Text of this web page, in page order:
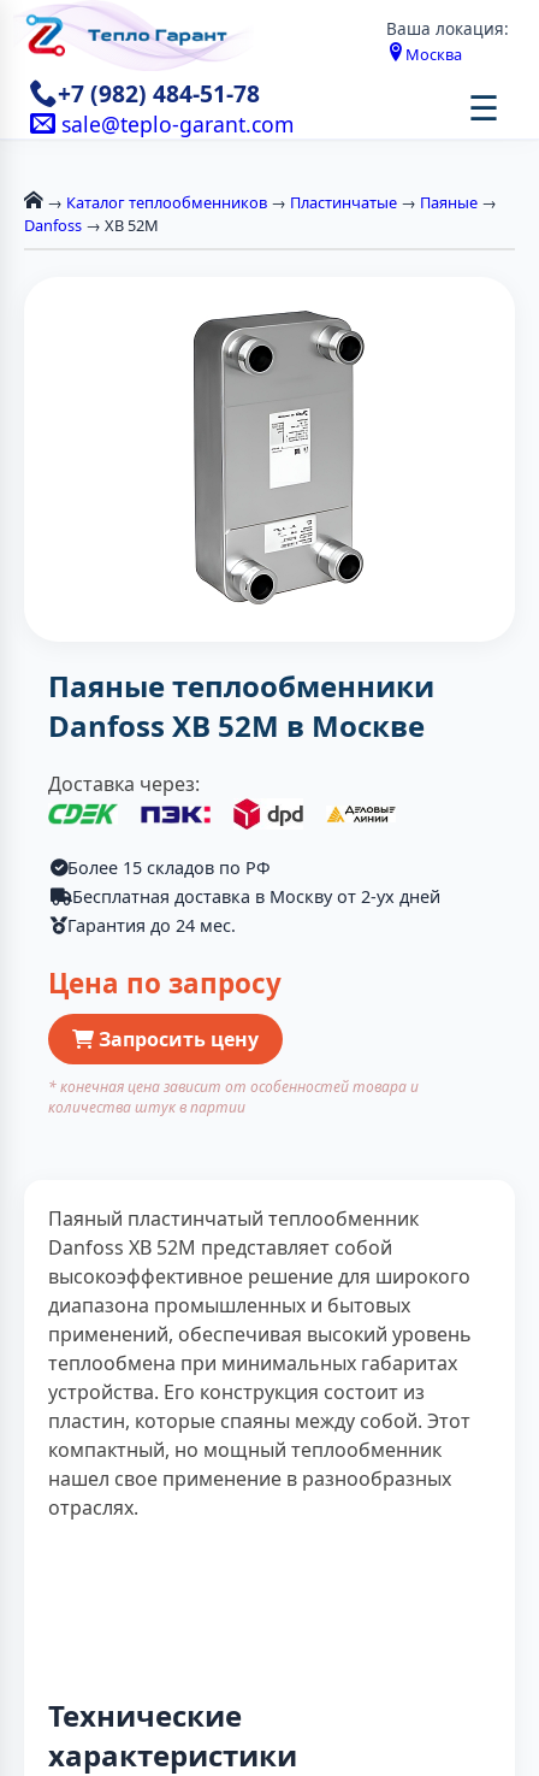
Ваша локация:
Москва
+7 (982) 484-51-78
sale@teplo-garant.com ☰
→ Каталог теплообменников → Пластинчатые → Паяные →
Danfoss → XB 52M
Паяные теплообменники
Danfoss XB 52M в Москве
Доставка через:
Более 15 складов по РФ
Бесплатная доставка в Москву от 2-ух дней
Гарантия до 24 мес.
Цена по запросу
Запросить цену
* конечная цена зависит от особенностей товара и
количества штук в партии
Паяный пластинчатый теплообменник
Danfoss XB 52M представляет собой
высокоэффективное решение для широкого
диапазона промышленных и бытовых
применений, обеспечивая высокий уровень
теплообмена при минимальных габаритах
устройства. Его конструкция состоит из
пластин, которые спаяны между собой. Этот
компактный, но мощный теплообменник
нашел свое применение в разнообразных
отраслях.
Технические
характеристики